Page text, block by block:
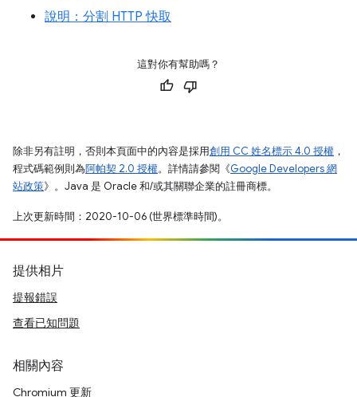
說明：分割 HTTP 快取
這對你有幫助嗎？
除非另有註明，否則本頁面中的內容是採用創用 CC 姓名標示 4.0 授權 ，
程式碼範例則為阿帕契 2.0 授權。詳情請參閱《Google Developers 網
站政策》。Java 是 Oracle 和/或其關聯企業的註冊商標。
上次更新時間：2020-10-06 (世界標準時間)。
提供相片
提報錯誤
查看已知問題
相關內容
Chromium 更新